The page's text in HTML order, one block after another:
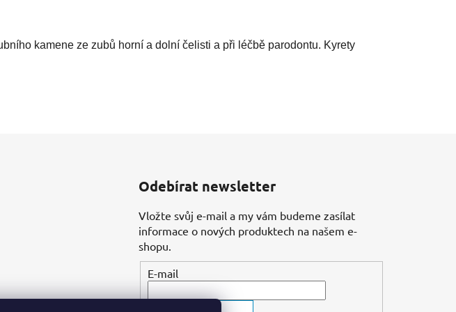
kamene ze zubů horní a dolní čelisti a při léčbě parodontu. Kyrety
Odebírat newsletter
Vložte svůj e-mail a my vám budeme zasílat
informace o nových produktech na našem e-
shopu.
E-mail